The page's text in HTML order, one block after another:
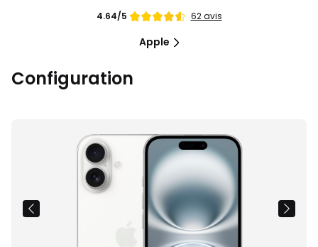
Note
4.64/5 62 avis
Apple
Configuration
Images
du
produit